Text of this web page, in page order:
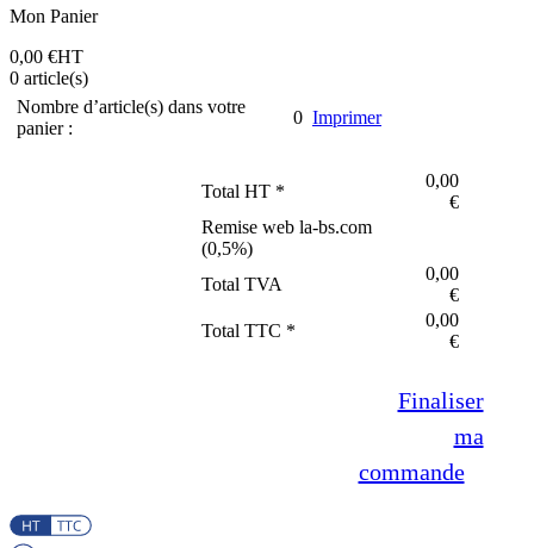
Mon Panier
0,00 €HT
0 article(s)
Nombre d’article(s) dans votre
panier :
0 Imprimer
Total HT *
0,00
€
Remise web la-bs.com
(0,5%)
Total TVA
0,00
€
Total TTC *
0,00
€
Finaliser
ma
commande